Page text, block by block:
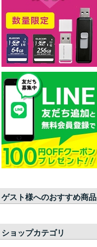
ゲスト様へのおすすめ商品
ショップカテゴリ